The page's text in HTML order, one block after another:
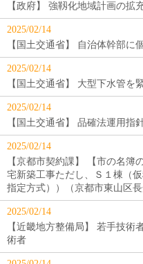
【政府】 強靱化地域計画の
2025/02/14
【国土交通省】 自治体幹部
2025/02/14
【国土交通省】 大型下水管
2025/02/14
【国土交通省】 品確法運用
2025/02/14
【京都市契約課】 【市の名
宅新築工事ただし、Ｓ１棟（
指定方式））（京都市東山区
2025/02/14
【近畿地方整備局】 若手技
術者